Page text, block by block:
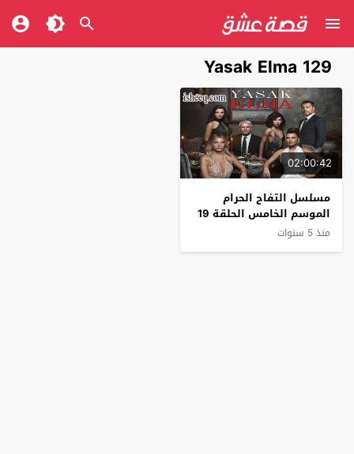
Yasak Elma 129
02:00:42
مسلسل التفاح الحرام
الموسم الخامس الحلقة 19
منذ 5 سنوات